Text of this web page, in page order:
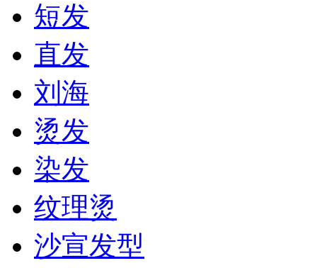
短发
直发
刘海
烫发
染发
纹理烫
沙宣发型